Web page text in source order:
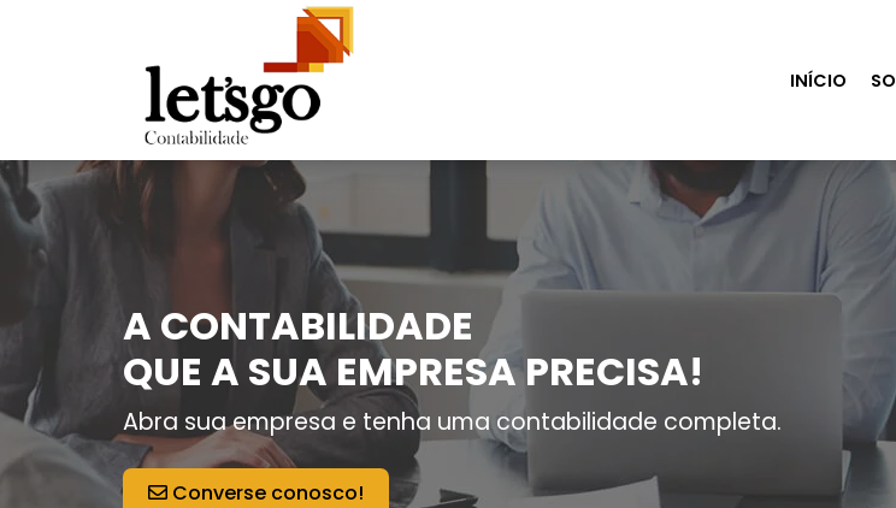
INÍCIO
A CONTABILIDADE
QUE A SUA EMPRESA PRECISA!
Abra sua empresa e tenha uma contabilidade completa.
Converse conosco!